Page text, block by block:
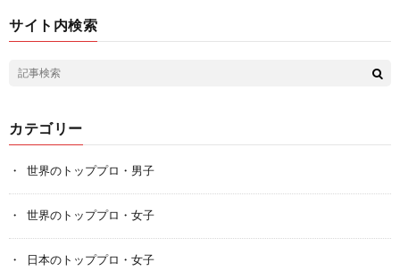
サイト内検索
カテゴリー
世界のトッププロ・男子
世界のトッププロ・女子
日本のトッププロ・女子